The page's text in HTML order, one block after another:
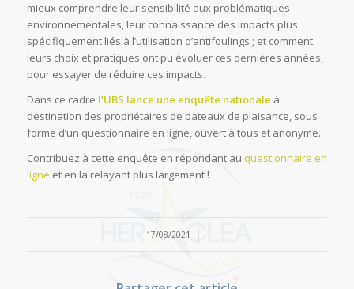
mieux comprendre leur sensibilité aux problématiques
environnementales, leur connaissance des impacts plus
spécifiquement liés à l’utilisation d’antifoulings ; et comment
leurs choix et pratiques ont pu évoluer ces dernières années,
pour essayer de réduire ces impacts.
Dans ce cadre l’UBS lance une enquête nationale à
destination des propriétaires de bateaux de plaisance, sous
forme d’un questionnaire en ligne, ouvert à tous et anonyme.
Contribuez à cette enquête en répondant au questionnaire en
ligne et en la relayant plus largement !
17/08/2021
/